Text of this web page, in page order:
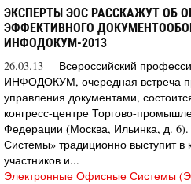
ЭКСПЕРТЫ ЭОС РАССКАЖУТ ОБ
ЭФФЕКТИВНОГО
ИНФОДОКУМ-2013
26.03.13
Всероссийский
ИНФОДОКУМ, очередная встреча
управления документами,
конгресс-центре Торгово-
Федерации (Москва, Ильинка, д.
Системы» традиционно выступит в
участников и...
Электронные Офисные Системы